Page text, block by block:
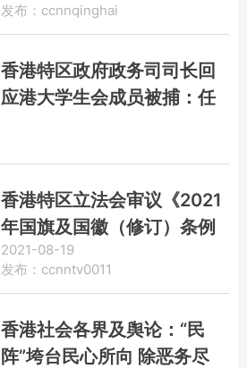
发布：ccnnqinghai
香港特区政府政务司司长回
应港大学生会成员被捕：任
香港特区立法会审议《2021
年国旗及国徽（修订）条例
草案》
2021-08-19
发布：ccnntv0011
香港社会各界及舆论：“民
阵”垮台民心所向 除恶务尽